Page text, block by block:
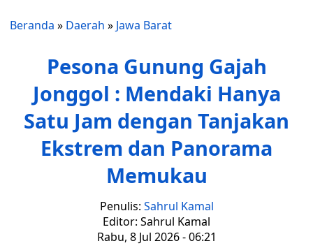
Beranda » Daerah » Jawa Barat
Pesona Gunung Gajah
Jonggol : Mendaki Hanya
Satu Jam dengan Tanjakan
Ekstrem dan Panorama
Memukau
Penulis: Sahrul Kamal
Editor: Sahrul Kamal
Rabu, 8 Jul 2026 - 06:21